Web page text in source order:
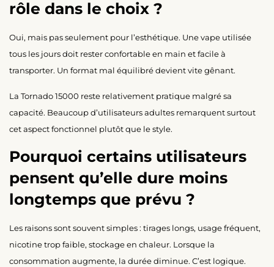
rôle dans le choix ?
Oui, mais pas seulement pour l’esthétique. Une vape utilisée
tous les jours doit rester confortable en main et facile à
transporter. Un format mal équilibré devient vite gênant.
La Tornado 15000 reste relativement pratique malgré sa
capacité. Beaucoup d’utilisateurs adultes remarquent surtout
cet aspect fonctionnel plutôt que le style.
Pourquoi certains utilisateurs
pensent qu’elle dure moins
longtemps que prévu ?
Les raisons sont souvent simples : tirages longs, usage fréquent,
nicotine trop faible, stockage en chaleur. Lorsque la
consommation augmente, la durée diminue. C’est logique.